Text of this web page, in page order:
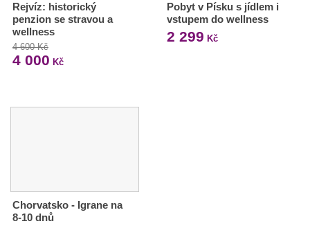
Rejvíz: historický
penzion se stravou a
wellness
4 600 Kč
4 000 Kč
Pobyt v Písku s jídlem i
vstupem do wellness
2 299 Kč
Chorvatsko - Igrane na
8-10 dnů